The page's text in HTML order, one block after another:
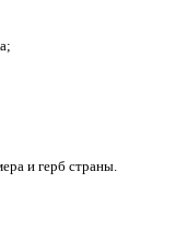
и герб страны.